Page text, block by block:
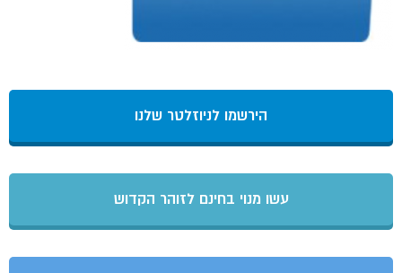
הירשמו לניוזלטר שלנו
עשו מנוי בחינם לזוהר הקדוש